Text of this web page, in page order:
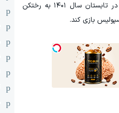
تیم ملی حضور دارند و به همین علت احتمال حضور پورعلی‌گنجی در ترکیب ثابت زیاد است. این بازیکن که در تابستان سال ۱۴۰۱ به رختکن
بازی کند.